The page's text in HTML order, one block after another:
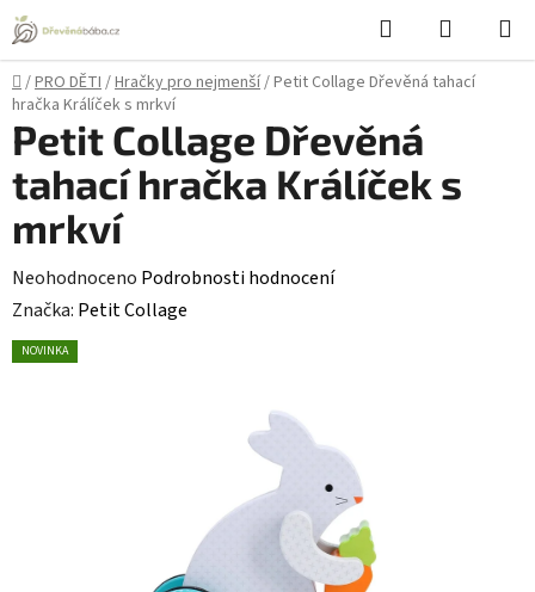
Přejít
na
obsah
Hledat
KOŠÍK
Domů
/PRO DĚTI/Hračky pro nejmenší/Petit Collage Dřevěná tahací
hračka Králíček s mrkví
Petit Collage Dřevěná
tahací hračka Králíček s
mrkví
Průměrné
hodnocení
produktu
Neohodnoceno Podrobnosti hodnocení
Značka: Petit Collage
NOVINKA